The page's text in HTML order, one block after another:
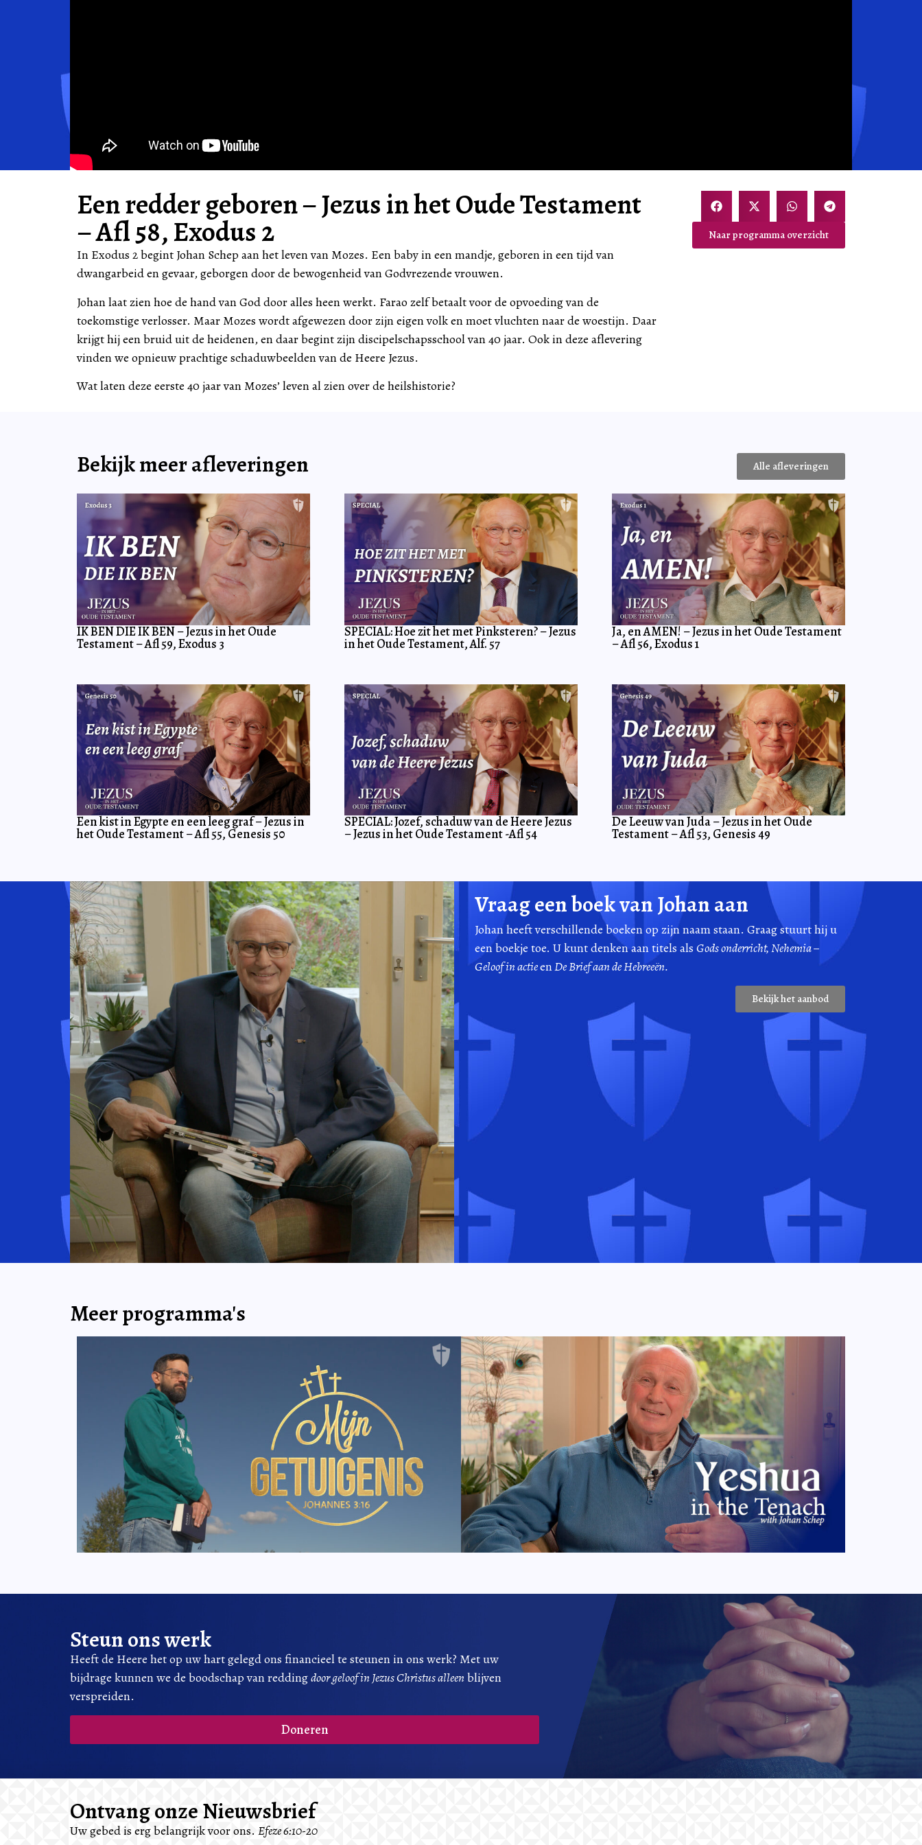
Een redder geboren – Jezus in het Oude Testament
– Afl 58, Exodus 2
In Exodus 2 begint Johan Schep aan het leven van Mozes. Een baby in een mandje, geboren in een tijd van
dwangarbeid en gevaar, geborgen door de bewogenheid van Godvrezende vrouwen.
Johan laat zien hoe de hand van God door alles heen werkt. Farao zelf betaalt voor de opvoeding van de
toekomstige verlosser. Maar Mozes wordt afgewezen door zijn eigen volk en moet vluchten naar de woestijn. Daar
krijgt hij een bruid uit de heidenen, en daar begint zijn discipelschapsschool van 40 jaar. Ook in deze aflevering
vinden we opnieuw prachtige schaduwbeelden van de Heere Jezus.
Wat laten deze eerste 40 jaar van Mozes’ leven al zien over de heilshistorie?
Naar programma overzicht
Bekijk meer afleveringen Alle afleveringen
IK BEN DIE IK BEN – Jezus in het Oude
Testament – Afl 59, Exodus 3
SPECIAL: Hoe zit het met Pinksteren? – Jezus
in het Oude Testament, Alf. 57
Ja, en AMEN! – Jezus in het Oude Testament
– Afl 56, Exodus 1
Een kist in Egypte en een leeg graf – Jezus in
het Oude Testament – Afl 55, Genesis 50
SPECIAL: Jozef, schaduw van de Heere Jezus
– Jezus in het Oude Testament -Afl 54
De Leeuw van Juda – Jezus in het Oude
Testament – Afl 53, Genesis 49
Vraag een boek van Johan aan
Johan heeft verschillende boeken op zijn naam staan. Graag stuurt hij u
een boekje toe. U kunt denken aan titels als Gods onderricht, Nehemia –
Geloof in actieenDe Brief aan de Hebreeën.
Bekijk het aanbod
Meer programma's
Steun ons werk
Heeft de Heere het op uw hart gelegd ons financieel te steunen in ons werk? Met uw
bijdrage kunnen we de boodschap van reddingdoor geloof in Jezus Christus alleen blijven
verspreiden.
Doneren
Ontvang onze Nieuwsbrief
Uw gebed is erg belangrijk voor ons. Efeze 6:10-20